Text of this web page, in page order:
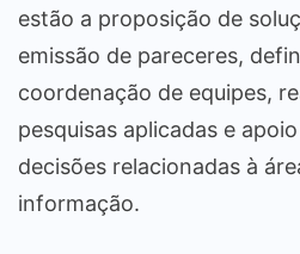
estão a proposição de
emissão de pareceres,
coordenação de equipes,
pesquisas aplicadas e
decisões relacionadas à
informação.